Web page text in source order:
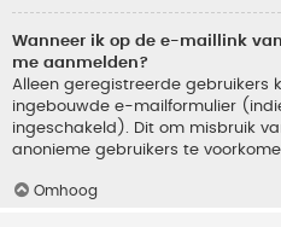
Wanneer ik op de e-maillink
me aanmelden?
Alleen geregistreerde gebruikers
ingebouwde e-mailformulier
ingeschakeld). Dit om misbruik
anonieme gebruikers te
Omhoog